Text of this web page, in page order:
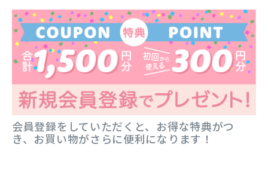
会員登録をしていただくと、お得な特典がつ
き、お買い物がさらに便利になります！